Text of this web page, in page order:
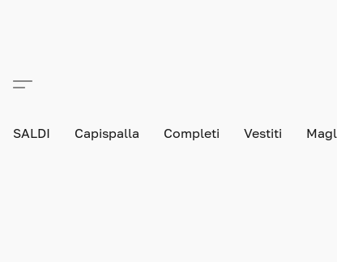
SALDI Capispalla Completi Vestiti